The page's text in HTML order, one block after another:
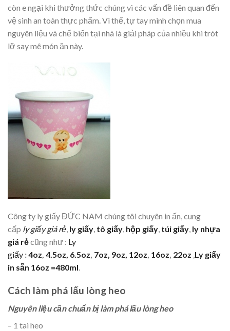
còn e ngại khi thưởng thức chúng vì các vấn đề liên quan đến
vệ sinh an toàn thực phẩm. Vì thế, tự tay mình chọn mua
nguyên liệu và chế biến tại nhà là giải pháp của nhiều khi trót
lỡ say mê món ăn này.
Công ty ly giấy ĐỨC NAM chúng tôi chuyên in ấn, cung
cấp ly giấy giá rẻ, ly giấy, tô giấy, hộp giấy, túi giấy, ly nhựa
giá rẻcũng như : Ly
giấy :4oz, 4.5oz, 6.5oz, 7oz, 9oz, 12oz, 16oz, 22oz ,Ly giấy
in sẵn 16oz =480ml.
Cách làm phá lấu lòng heo
Nguyên liệu cần chuẩn bị làm phá lấu lòng heo
– 1 tai heo